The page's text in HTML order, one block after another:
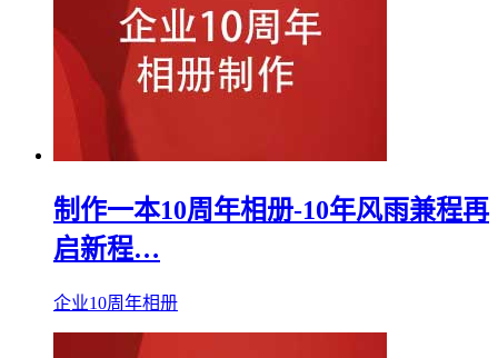
制作一本10周年相册-10年风雨兼程再
启新程…
企业10周年相册